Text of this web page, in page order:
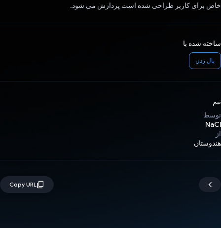
خاص برای کاربر طراحی شده است پردازش می شود.
ساخته شده با
بال زدن
تیم
توسط
NaCl
از
هندوستان